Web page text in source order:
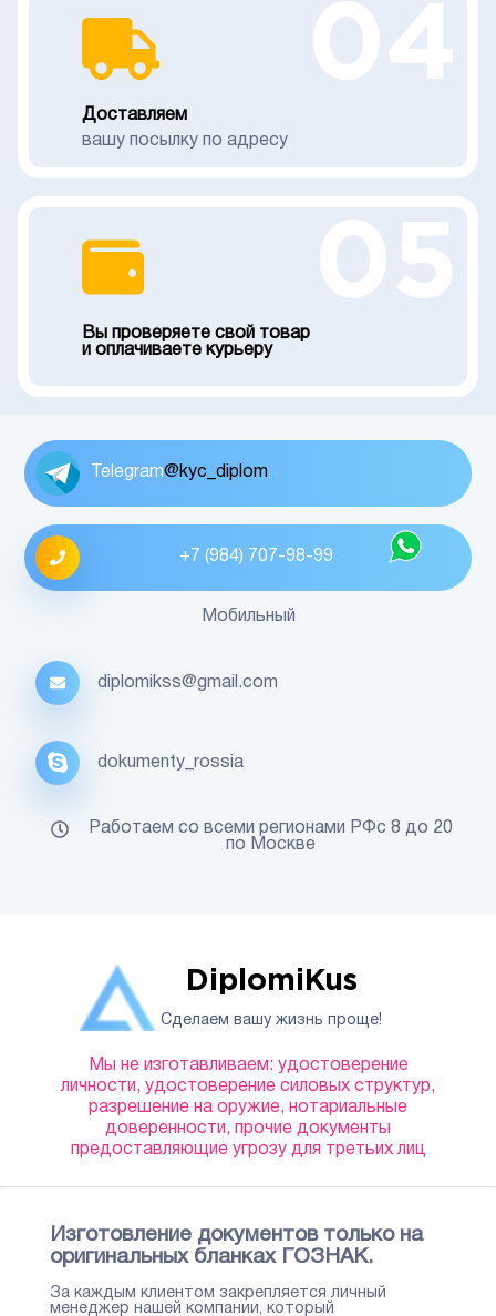
Доставляем
вашу посылку по адресу
Вы проверяете свой товар
и оплачиваете курьеру
DiplomiKus
Сделаем вашу жизнь проще!
Мы не изготавливаем: удостоверение
личности, удостоверение силовых структур,
разрешение на оружие, нотариальные
доверенности, прочие документы
предоставляющие угрозу для третьих лиц
Изготовление документов только на
оригинальных бланках ГОЗНАК.
За каждым клиентом закрепляется личный
менеджер нашей компании, который
Telegram@kyc_diplom
+7 (984) 707-98-99
Мобильный
diplomikss@gmail.com
dokumenty_rossia
Работаем со всеми регионами РФс 8 до 20
по Москве